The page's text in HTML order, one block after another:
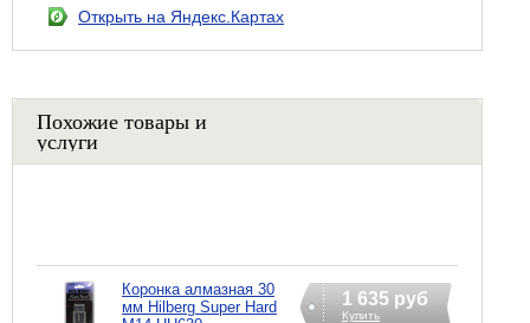
Открыть на Яндекс.Картах
Похожие товары и
услуги
Коронка алмазная 30
мм Hilberg Super Hard
1 635 руб
Купить